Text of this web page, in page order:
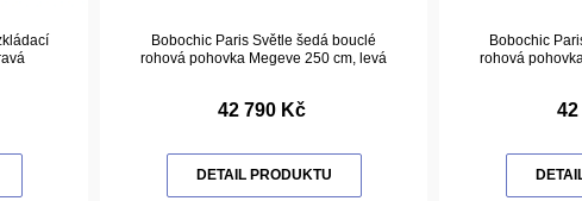
Bobochic Paris Světle šedá bouclé
rohová pohovka Megeve 250 cm, levá
42 790 Kč
DETAIL PRODUKTU
Bobochic
rohová